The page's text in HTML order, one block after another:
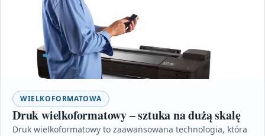
WIELKOFORMATOWA
Druk wielkoformatowy – sztuka na dużą skalę
Druk wielkoformatowy to zaawansowana technologia, która